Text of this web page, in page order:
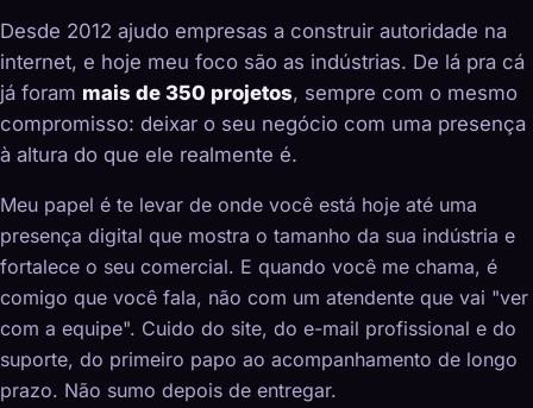
Desde 2012 ajudo empresas a construir autoridade na
internet, e hoje meu foco são as indústrias. De lá pra cá
já foram mais de 350 projetos, sempre com o mesmo
compromisso: deixar o seu negócio com uma presença
à altura do que ele realmente é.
Meu papel é te levar de onde você está hoje até uma
presença digital que mostra o tamanho da sua indústria e
fortalece o seu comercial. E quando você me chama, é
comigo que você fala, não com um atendente que vai "ver
com a equipe". Cuido do site, do e-mail profissional e do
suporte, do primeiro papo ao acompanhamento de longo
prazo. Não sumo depois de entregar.